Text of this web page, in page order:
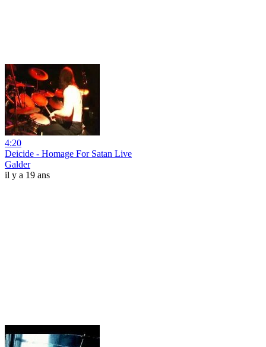
4:20
Deicide - Homage For Satan Live
Galder
il y a 19 ans